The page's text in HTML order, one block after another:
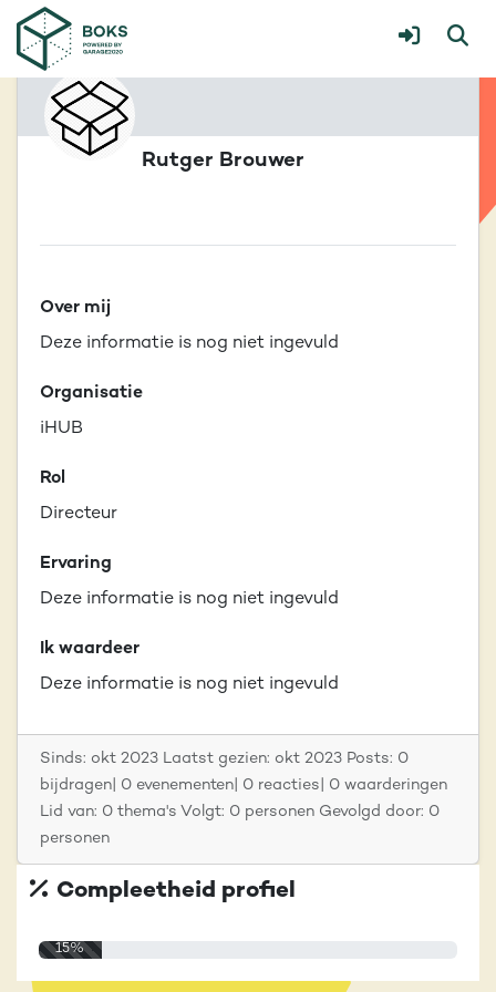
Rutger Brouwer
Over mij
Deze informatie is nog niet ingevuld
Organisatie
iHUB
Rol
Directeur
Ervaring
Deze informatie is nog niet ingevuld
Ik waardeer
Deze informatie is nog niet ingevuld
Sinds: okt 2023 Laatst gezien: okt 2023 Posts: 0
bijdragen| 0 evenementen| 0 reacties| 0 waarderingen
Lid van: 0 thema's Volgt: 0 personen Gevolgd door: 0
personen
Compleetheid profiel
15%